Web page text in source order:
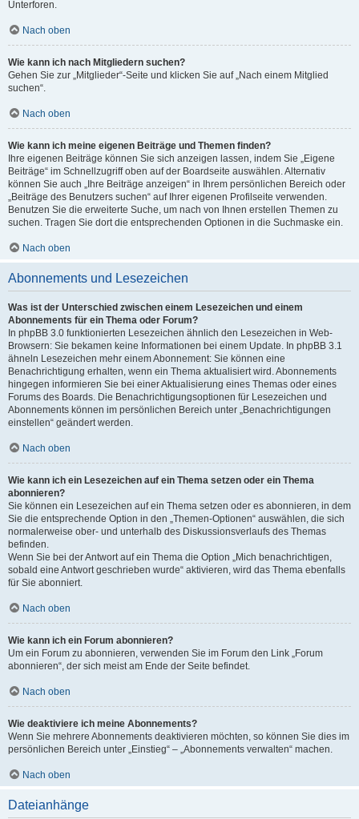
Unterforen.
Nach oben
Wie kann ich nach Mitgliedern suchen?
Gehen Sie zur „Mitglieder“-Seite und klicken Sie auf „Nach einem Mitglied
suchen“.
Nach oben
Wie kann ich meine eigenen Beiträge und Themen finden?
Ihre eigenen Beiträge können Sie sich anzeigen lassen, indem Sie „Eigene
Beiträge“ im Schnellzugriff oben auf der Boardseite auswählen. Alternativ
können Sie auch „Ihre Beiträge anzeigen“ in Ihrem persönlichen Bereich oder
„Beiträge des Benutzers suchen“ auf Ihrer eigenen Profilseite verwenden.
Benutzen Sie die erweiterte Suche, um nach von Ihnen erstellen Themen zu
suchen. Tragen Sie dort die entsprechenden Optionen in die Suchmaske ein.
Nach oben
Abonnements und Lesezeichen
Was ist der Unterschied zwischen einem Lesezeichen und einem
Abonnements für ein Thema oder Forum?
In phpBB 3.0 funktionierten Lesezeichen ähnlich den Lesezeichen in Web-
Browsern: Sie bekamen keine Informationen bei einem Update. In phpBB 3.1
ähneln Lesezeichen mehr einem Abonnement: Sie können eine
Benachrichtigung erhalten, wenn ein Thema aktualisiert wird. Abonnements
hingegen informieren Sie bei einer Aktualisierung eines Themas oder eines
Forums des Boards. Die Benachrichtigungsoptionen für Lesezeichen und
Abonnements können im persönlichen Bereich unter „Benachrichtigungen
einstellen“ geändert werden.
Nach oben
Wie kann ich ein Lesezeichen auf ein Thema setzen oder ein Thema
abonnieren?
Sie können ein Lesezeichen auf ein Thema setzen oder es abonnieren, in dem
Sie die entsprechende Option in den „Themen-Optionen“ auswählen, die sich
normalerweise ober- und unterhalb des Diskussionsverlaufs des Themas
befinden.
Wenn Sie bei der Antwort auf ein Thema die Option „Mich benachrichtigen,
sobald eine Antwort geschrieben wurde“ aktivieren, wird das Thema ebenfalls
für Sie abonniert.
Nach oben
Wie kann ich ein Forum abonnieren?
Um ein Forum zu abonnieren, verwenden Sie im Forum den Link „Forum
abonnieren“, der sich meist am Ende der Seite befindet.
Nach oben
Wie deaktiviere ich meine Abonnements?
Wenn Sie mehrere Abonnements deaktivieren möchten, so können Sie dies im
persönlichen Bereich unter „Einstieg“ – „Abonnements verwalten“ machen.
Nach oben
Dateianhänge